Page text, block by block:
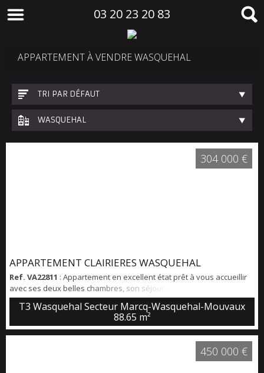
03 20 23 20 83
APPARTEMENT À VENDRE WASQUEHAL
TRI PAR DÉFAUT
WASQUEHAL
APPARTEMENT CLAIRIERES WASQUEHAL
Ref. VA22811 : Appartement en excellent état prêt à vous accueillir
avec ses deux belles chambres, son séjour avec vue dégagée et
balcon extérieur. Cuisine et salle de bain parfait état. Un garage et
une cave complétent cet appartement de standing dans la
résidence sécurisée des CLAIRIERES WASQUEHAL
T3 Wasquehal Secteur Marcq-Wasquehal-Mouvaux
88.65 m²
304 000 €
450 000 €